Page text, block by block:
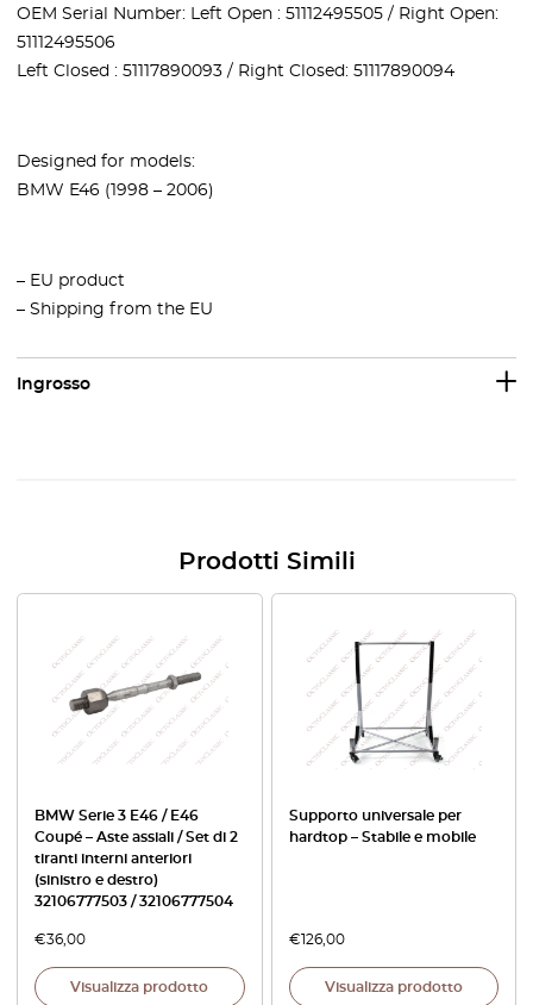
OEM Serial Number: Left Open : 51112495505 / Right Open:
51112495506
Left Closed : 51117890093 / Right Closed: 51117890094
Designed for models:
BMW E46 (1998 – 2006)
– EU product
– Shipping from the EU
Ingrosso
Prodotti Simili
BMW Serie 3 E46 / E46
Coupé – Aste assiali / Set di 2
tiranti interni anteriori
(sinistro e destro)
32106777503 / 32106777504
€36,00
Visualizza prodotto
Supporto universale per
hardtop – Stabile e mobile
€126,00
Visualizza prodotto